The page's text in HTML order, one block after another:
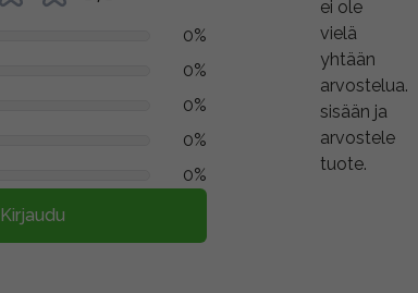
0%
0%
0%
0%
0%
Kirjaudu
ei ole
vielä
yhtään
arvostelua.
sisään ja
arvostele
tuote.